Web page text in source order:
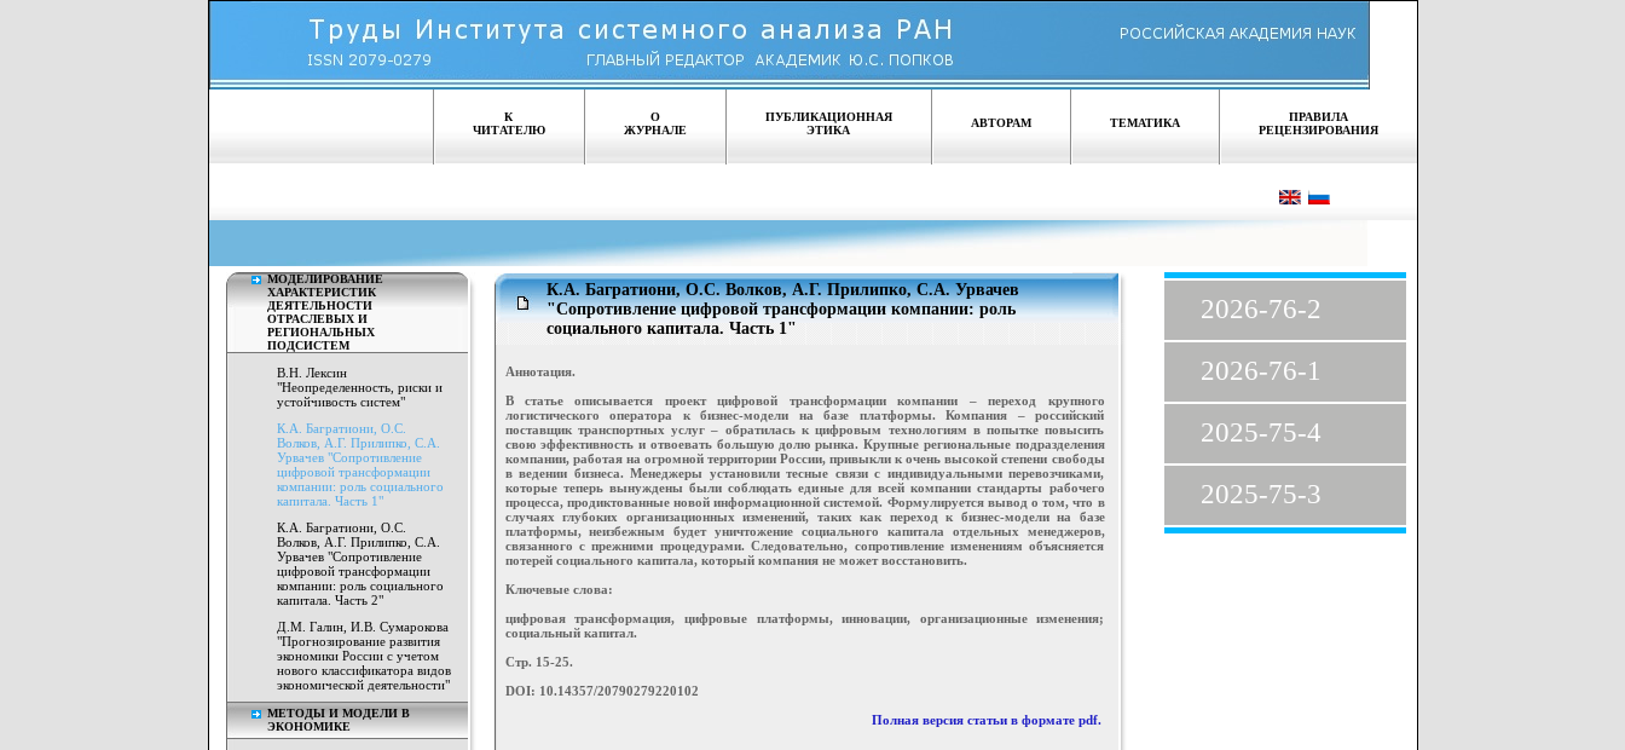
К
ЧИТАТЕЛЮ
О
ЖУРНАЛЕ
ПУБЛИКАЦИОННАЯ
ЭТИКА
АВТОРАМ ТЕМАТИКА
ПРАВИЛА
РЕЦЕНЗИРОВАНИЯ
МОДЕЛИРОВАНИЕ
ХАРАКТЕРИСТИК
ДЕЯТЕЛЬНОСТИ
ОТРАСЛЕВЫХ И
РЕГИОНАЛЬНЫХ
ПОДСИСТЕМ
В.Н. Лексин
"Неопределенность, риски и
устойчивость систем"
К.А. Багратиони, О.С.
Волков, А.Г. Прилипко, С.А.
Урвачев "Сопротивление
цифровой трансформации
компании: роль социального
капитала. Часть 1"
К.А. Багратиони, О.С.
Волков, А.Г. Прилипко, С.А.
Урвачев "Сопротивление
цифровой трансформации
компании: роль социального
капитала. Часть 2"
Д.М. Галин, И.В. Сумарокова
"Прогнозирование развития
экономики России с учетом
нового классификатора видов
экономической деятельности"
МЕТОДЫ И МОДЕЛИ В
ЭКОНОМИКЕ
К.А. Багратиони, О.С. Волков, А.Г. Прилипко, С.А. Урвачев
"Сопротивление цифровой трансформации компании: роль
социального капитала. Часть 1"
Аннотация.
В статье описывается проект цифровой трансформации компании – переход крупного
логистического оператора к бизнес-модели на базе платформы. Компания – российский
поставщик транспортных услуг – обратилась к цифровым технологиям в попытке повысить
свою эффективность и отвоевать большую долю рынка. Крупные региональные подразделения
компании, работая на огромной территории России, привыкли к очень высокой степени свободы
в ведении бизнеса. Менеджеры установили тесные связи с индивидуальными перевозчиками,
которые теперь вынуждены были соблюдать единые для всей компании стандарты рабочего
процесса, продиктованные новой информационной системой. Формулируется вывод о том, что в
случаях глубоких организационных изменений, таких как переход к бизнес-модели на базе
платформы, неизбежным будет уничтожение социального капитала отдельных менеджеров,
связанного с прежними процедурами. Следовательно, сопротивление изменениям объясняется
потерей социального капитала, который компания не может восстановить.
Ключевые слова:
цифровая трансформация, цифровые платформы, инновации, организационные изменения;
социальный капитал.
Стр. 15-25.
DOI: 10.14357/20790279220102
Полная версия статьи в формате pdf.
2026-76-2
2026-76-1
2025-75-4
2025-75-3